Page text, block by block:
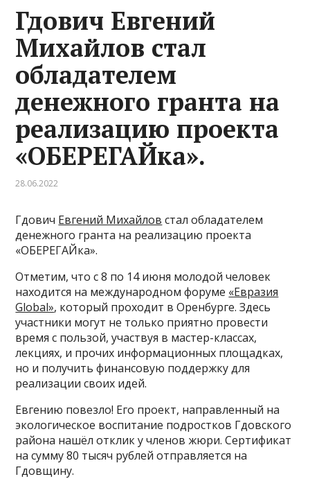
Гдович Евгений
Михайлов стал
обладателем
денежного гранта на
реализацию проекта
«ОБЕРЕГАЙка».
28.06.2022
Гдович Евгений Михайлов стал обладателем
денежного гранта на реализацию проекта
«ОБЕРЕГАЙка».
Отметим, что с 8 по 14 июня молодой человек
находится на международном форуме «Евразия
Global», который проходит в Оренбурге. Здесь
участники могут не только приятно провести
время с пользой, участвуя в мастер-классах,
лекциях, и прочих информационных площадках,
но и получить финансовую поддержку для
реализации своих идей.
Евгению повезло! Его проект, направленный на
экологическое воспитание подростков Гдовского
района нашёл отклик у членов жюри. Сертификат
на сумму 80 тысяч рублей отправляется на
Гдовщину.